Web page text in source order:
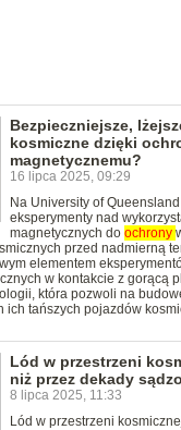
Bezpieczniejsze,
kosmiczne dzięki
magnetycznemu?
16 lipca 2025, 09:29
Na University of
eksperymenty nad
magnetycznych do ochrony
przed nadmierną
elementem
w kontakcie z gorącą
która pozwoli na
ich tańszych pojazdów
Lód w przestrzeni
niż przez dekady
8 lipca 2025, 11:33
Lód w przestrzeni